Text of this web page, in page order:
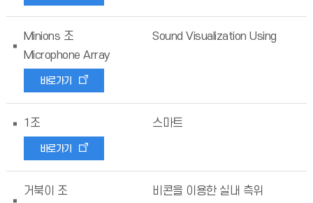
Minions 조
Sound Visualization Using
Microphone Array
바로가기
1조 스마트
바로가기
거북이 조
비콘을 이용한 실내 측위